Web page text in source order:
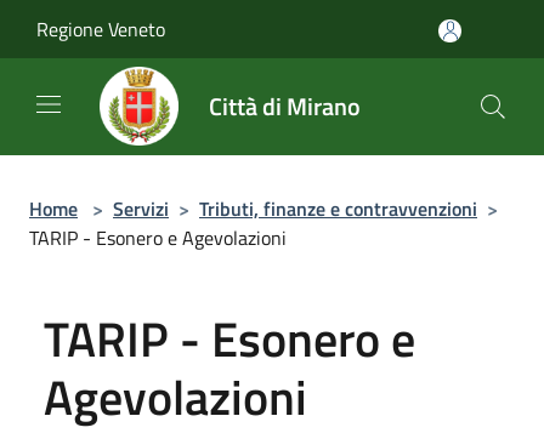
Regione Veneto
Città di Mirano
Home > Servizi > Tributi, finanze e contravvenzioni >
TARIP - Esonero e Agevolazioni
TARIP - Esonero e
Agevolazioni